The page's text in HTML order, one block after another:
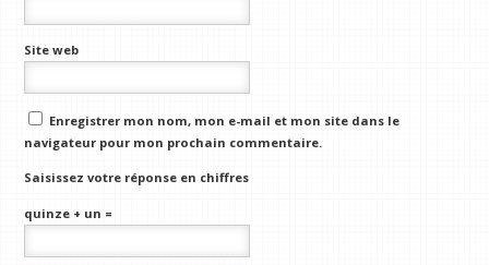
Site web
Enregistrer mon nom, mon e-mail et mon site dans le
navigateur pour mon prochain commentaire.
Saisissez votre réponse en chiffres
quinze + un =